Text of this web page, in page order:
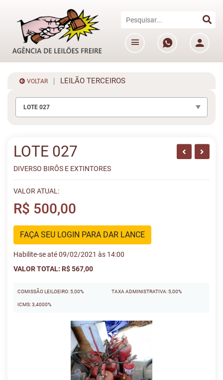
VOLTAR LEILÃO TERCEIROS
LOTE 027
LOTE 027
DIVERSO BIRÔS E EXTINTORES
VALOR ATUAL:
R$ 500,00
FAÇA SEU LOGIN PARA DAR LANCE
Habilite-se até 09/02/2021 às 14:00
VALOR TOTAL: R$ 567,00
COMISSÃO LEILOEIRO: 5,00%
ICMS: 3,4000%
TAXA ADMINISTRATIVA: 5,00%